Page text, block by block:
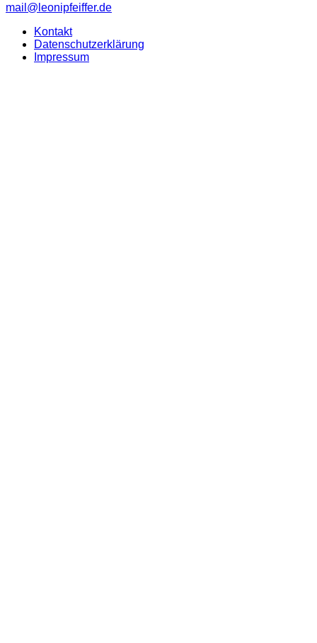
mail@leonipfeiffer.de
Kontakt
Datenschutzerklärung
Impressum